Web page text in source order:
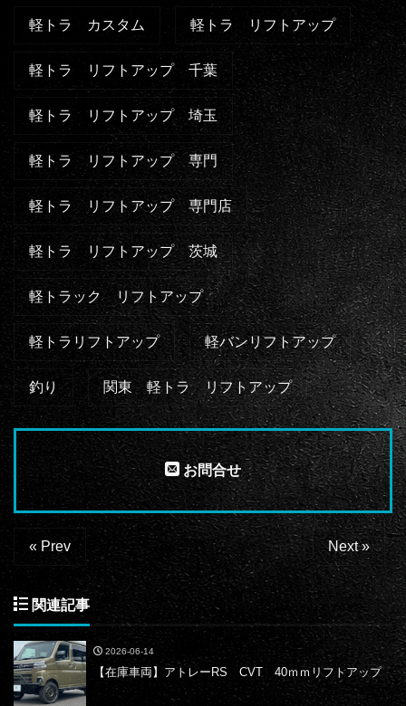
軽トラ カスタム 軽トラ リフトアップ
軽トラ リフトアップ 千葉
軽トラ リフトアップ 埼玉
軽トラ リフトアップ 専門
軽トラ リフトアップ 専門店
軽トラ リフトアップ 茨城
軽トラック リフトアップ
軽トラリフトアップ 軽バンリフトアップ
釣り 関東 軽トラ リフトアップ
お問合せ
« Prev Next »
関連記事
2026-06-14
【在庫車両】アトレーRS CVT 40ｍｍリフトアップ